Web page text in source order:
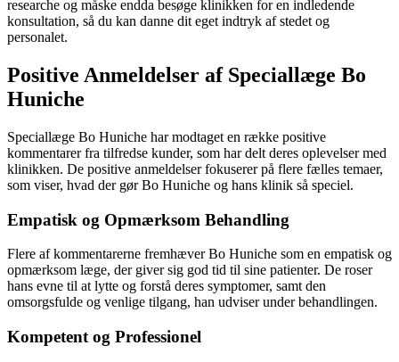
researche og måske endda besøge klinikken for en indledende
konsultation, så du kan danne dit eget indtryk af stedet og
personalet.
Positive Anmeldelser af Speciallæge Bo
Huniche
Speciallæge Bo Huniche har modtaget en række positive
kommentarer fra tilfredse kunder, som har delt deres oplevelser med
klinikken. De positive anmeldelser fokuserer på flere fælles temaer,
som viser, hvad der gør Bo Huniche og hans klinik så speciel.
Empatisk og Opmærksom Behandling
Flere af kommentarerne fremhæver Bo Huniche som en empatisk og
opmærksom læge, der giver sig god tid til sine patienter. De roser
hans evne til at lytte og forstå deres symptomer, samt den
omsorgsfulde og venlige tilgang, han udviser under behandlingen.
Kompetent og Professionel